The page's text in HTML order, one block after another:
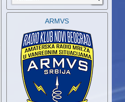
ARMVS